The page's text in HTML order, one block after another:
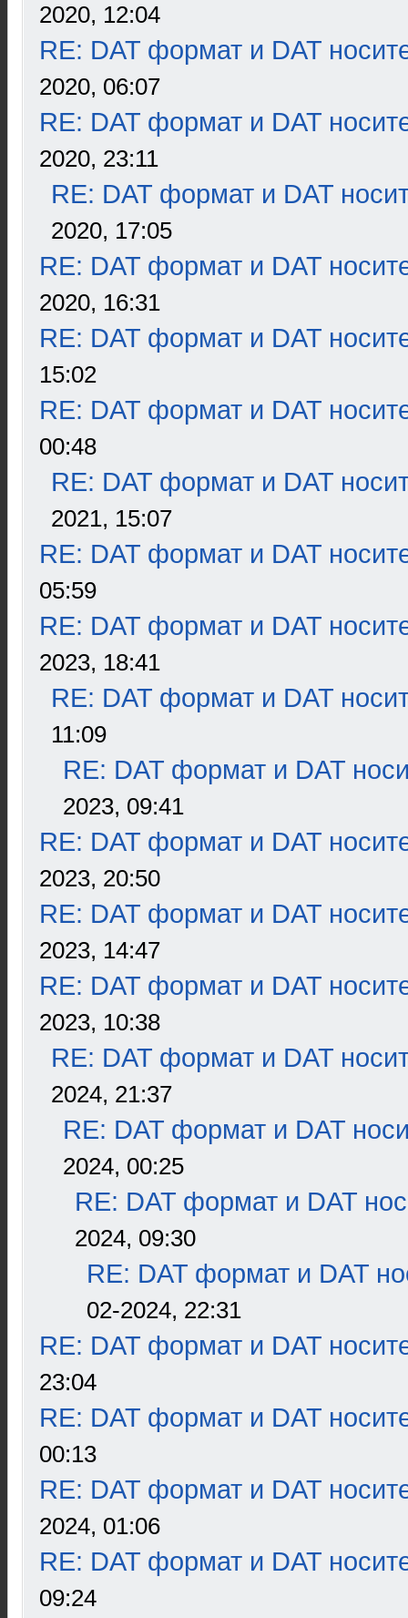
2020, 12:04
RE: DAT формат и DAT
2020, 06:07
RE: DAT формат и DAT
2020, 23:11
RE: DAT формат и DAT
2020, 17:05
RE: DAT формат и DAT
2020, 16:31
RE: DAT формат и DAT
15:02
RE: DAT формат и DAT
00:48
RE: DAT формат и DAT
2021, 15:07
RE: DAT формат и DAT
05:59
RE: DAT формат и DAT
2023, 18:41
RE: DAT формат и DAT
11:09
RE: DAT формат и DAT
2023, 09:41
RE: DAT формат и DAT
2023, 20:50
RE: DAT формат и DAT
2023, 14:47
RE: DAT формат и DAT
2023, 10:38
RE: DAT формат и DAT
2024, 21:37
RE: DAT формат и DAT
2024, 00:25
RE: DAT формат и DAT
2024, 09:30
RE: DAT формат и DAT
02-2024, 22:31
RE: DAT формат и DAT
23:04
RE: DAT формат и DAT
00:13
RE: DAT формат и DAT
2024, 01:06
RE: DAT формат и DAT
09:24